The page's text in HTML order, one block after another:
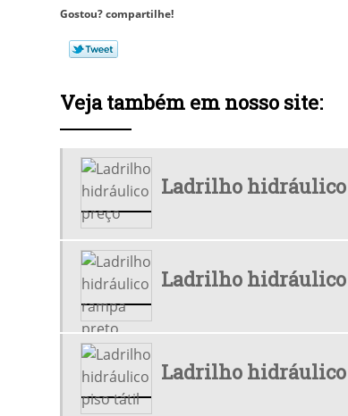
Gostou? compartilhe!
Veja também em nosso site:
Ladrilho hidráulico
Ladrilho
Ladrilho